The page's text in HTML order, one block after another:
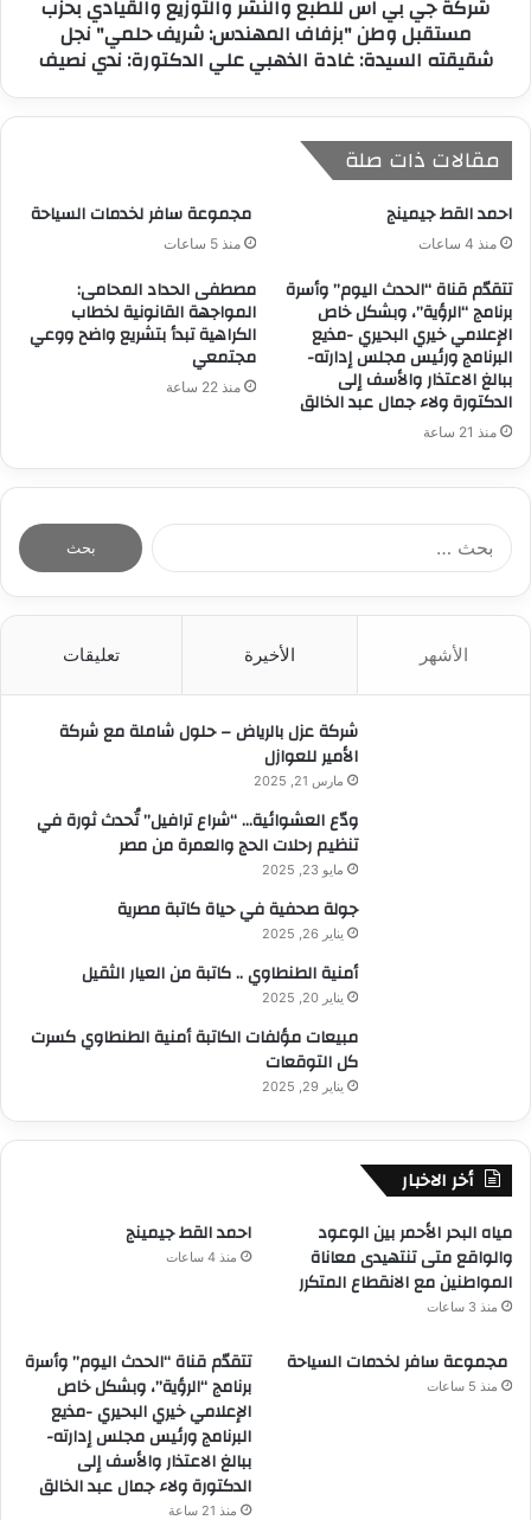
شركة جي بي اس للطبع والنشر والتوزيع والقيادي بحزب
مستقبل وطن "بزفاف المهندس: شريف حلمي" نجل
شقيقته السيدة: غادة الذهبي علي الدكتورة: ندي نصيف
مقالات ذات صلة
احمد القط جيمينج
منذ 4 ساعات
مجموعة سافر لخدمات السياحة
منذ 5 ساعات
تتقدّم قناة “الحدث اليوم” وأسرة
برنامج “الرؤية”، وبشكل خاص
الإعلامي خيري البحيري -مذيع
البرنامج ورئيس مجلس إدارته-
ببالغ الاعتذار والأسف إلى
الدكتورة ولاء جمال عبد الخالق
منذ 21 ساعة
مصطفى الحداد المحامى:
المواجهة القانونية لخطاب
الكراهية تبدأ بتشريع واضح ووعي
مجتمعي
منذ 22 ساعة
الأشهر الأخيرة تعليقات
شركة عزل بالرياض – حلول شاملة مع شركة
الأمير للعوازل
مارس 21, 2025
ودّع العشوائية… “شراع ترافيل” تُحدث ثورة في
تنظيم رحلات الحج والعمرة من مصر
مايو 23, 2025
جولة صحفية في حياة كاتبة مصرية
يناير 26, 2025
أمنية الطنطاوي .. كاتبة من العيار الثقيل
يناير 20, 2025
مبيعات مؤلفات الكاتبة أمنية الطنطاوي كسرت
كل التوقعات
يناير 29, 2025
أخر الاخبار
مياه البحر الأحمر بين الوعود
والواقع متى تنتهيدى معاناة
المواطنين مع الانقطاع المتكرر
منذ 3 ساعات
احمد القط جيمينج
منذ 4 ساعات
مجموعة سافر لخدمات السياحة
منذ 5 ساعات
تتقدّم قناة “الحدث اليوم” وأسرة
برنامج “الرؤية”، وبشكل خاص
الإعلامي خيري البحيري -مذيع
البرنامج ورئيس مجلس إدارته-
ببالغ الاعتذار والأسف إلى
الدكتورة ولاء جمال عبد الخالق
منذ 21 ساعة